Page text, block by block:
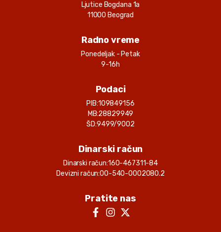
Ljutice Bogdana 1a
11000 Beograd
Radno vreme
Ponedeljak - Petak
9-16h
Podaci
PIB:109849156
MB:28829949
ŠD:9499/9002
Dinarski račun
Dinarski račun:160-467311-84
Devizni račun:00-540-0002080.2
Pratite nas